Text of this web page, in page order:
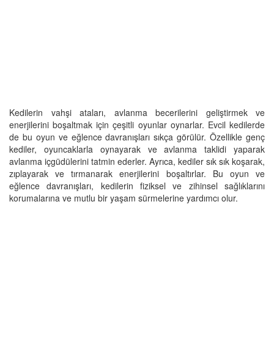
Kedilerin vahşi ataları, avlanma becerilerini geliştirmek ve
enerjilerini boşaltmak için çeşitli oyunlar oynarlar. Evcil kedilerde
de bu oyun ve eğlence davranışları sıkça görülür. Özellikle genç
kediler, oyuncaklarla oynayarak ve avlanma taklidi yaparak
avlanma içgüdülerini tatmin ederler. Ayrıca, kediler sık sık koşarak,
zıplayarak ve tırmanarak enerjilerini boşaltırlar. Bu oyun ve
eğlence davranışları, kedilerin fiziksel ve zihinsel sağlıklarını
korumalarına ve mutlu bir yaşam sürmelerine yardımcı olur.